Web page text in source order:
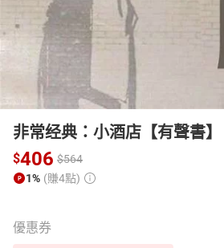
非常经典：小酒店【有聲書】
$406 $564
1% (賺4點)
優惠券